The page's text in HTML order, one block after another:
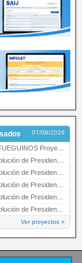
07/08/2026
declarando de interés provincial PRESIDENCI…
26 declarando de interés provincial la labor …
declarando de interés provincial el “50° A…
declarando de interés provincial el proyec…
declarando de interés provincial la presen…
N° 200/26 para su ratificación.
Ver proyectos »